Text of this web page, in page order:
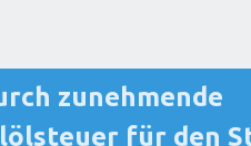
zunehmende
für den